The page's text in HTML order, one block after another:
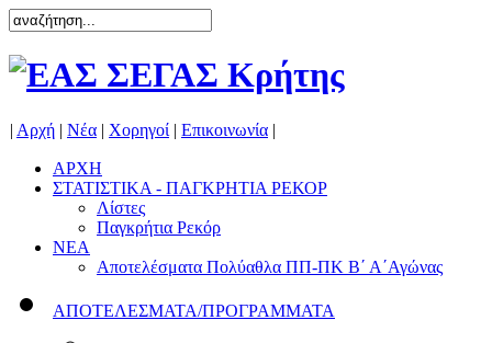
| Αρχή | Νέα | Χορηγοί | Επικοινωνία |
ΑΡΧΗ
ΣΤΑΤΙΣΤΙΚΑ - ΠΑΓΚΡΗΤΙΑ ΡΕΚΟΡ
Λίστες
Παγκρήτια Ρεκόρ
ΝΕΑ
Αποτελέσματα Πολύαθλα ΠΠ-ΠΚ Β΄ Α΄Αγώνας
ΑΠΟΤΕΛΕΣΜΑΤΑ/ΠΡΟΓΡΑΜΜΑΤΑ